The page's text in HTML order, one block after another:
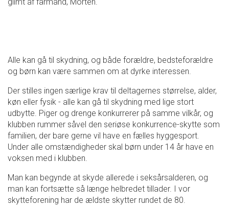
glimt af farmand, Morten.
Alle kan gå til skydning, og både forældre, bedsteforældre
og børn kan være sammen om at dyrke interessen.
Der stilles ingen særlige krav til deltagernes størrelse, alder,
køn eller fysik - alle kan gå til skydning med lige stort
udbytte. Piger og drenge konkurrerer på samme vilkår, og
klubben rummer såvel den seriøse konkurrence-skytte som
familien, der bare gerne vil have en fælles hyggesport.
Under alle omstændigheder skal børn under 14 år have en
voksen med i klubben.
Man kan begynde at skyde allerede i seksårsalderen, og
man kan fortsætte så længe helbredet tillader. I vor
skytteforening har de ældste skytter rundet de 80.